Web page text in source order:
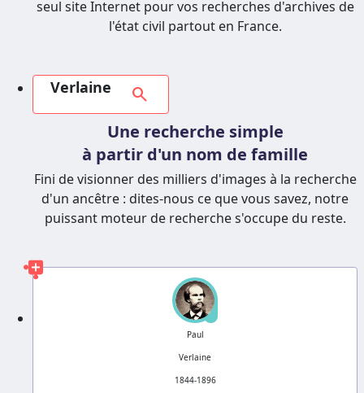
seul site Internet pour vos recherches d'archives de
l'état civil partout en France.
Verlaine search
Une recherche simple
à partir d'un nom de famille
Fini de visionner des milliers d'images à la recherche
d'un ancêtre : dites-nous ce que vous savez, notre
puissant moteur de recherche s'occupe du reste.
?
Paul
Verlaine
1844-1896